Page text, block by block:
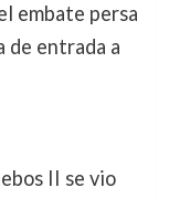
embate persa
de entrada a
II se vio